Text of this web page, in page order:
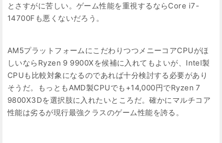
とさすがに苦しい。ゲーム性能を重視するならCore i7-
14700Fも悪くないだろう。
AM5プラットフォームにこだわりつつメニーコアCPUがほ
しいならRyzen 9 9900Xを候補に入れてもよいが、Intel製
CPUも比較対象になるのであれば十分検討する必要があり
そうだ。もっともAMD製CPUでも+14,000円でRyzen 7
9800X3Dを選択肢に入れたいところだ。確かにマルチコア
性能は劣るが現行最強クラスのゲーム性能を誇る。